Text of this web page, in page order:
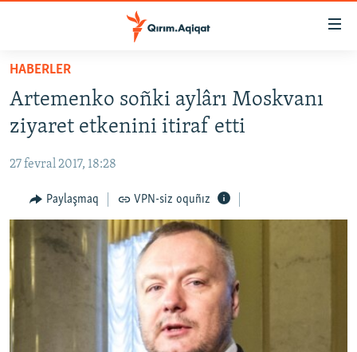
Esas
qaytmaq
Baş
navigatsiyağa
qaytmaq
qaytmaq
İQTİSADİYAT
CEMİYET
MEDENİYET
İNSAN AQLARI
VİDEO
SÜRET
FİKİR
HABERLER
Artemenko soñki aylârı Moskvanı
ziyaret etkenini itiraf etti
27 fevral 2017, 18:28
Paylaşmaq VPN-siz oquñız